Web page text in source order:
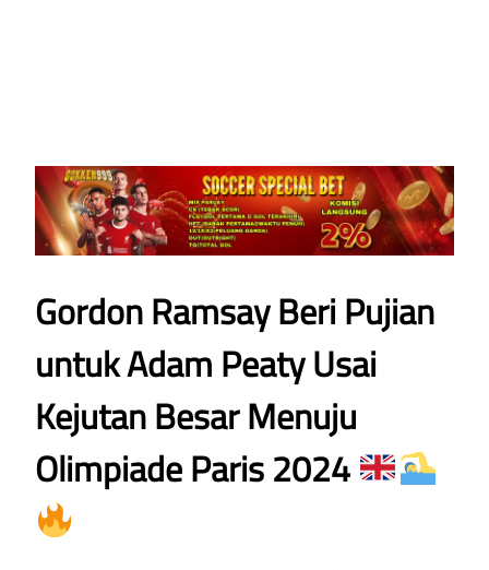
Gordon Ramsay Beri Pujian
untuk Adam Peaty Usai
Kejutan Besar Menuju
Olimpiade Paris 2024